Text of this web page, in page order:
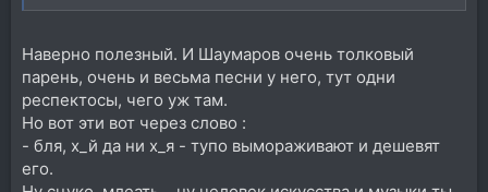
Наверно полезный. И Шаумаров очень толковый
парень, очень и весьма песни у него, тут одни
респектосы, чего уж там.
Но вот эти вот через слово :
- бля, х_й да ни х_я - тупо вымораживают и дешевят
его.